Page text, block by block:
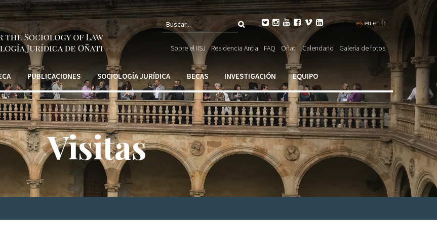
Formulario
de
búsqueda
Buscar
       es eu en fr
Sobre el IISJ Residencia Antia FAQ Oñati Calendario Galería de fotos
PUBLICACIONES SOCIOLOGÍA JURÍDICA BECAS INVESTIGACIÓN EQUIPO
Visitas